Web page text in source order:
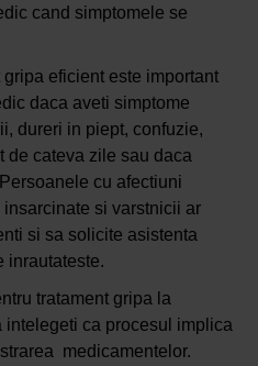
cand simptomele se
eficient este important
daca aveti simptome
dureri in piept, confuzie,
de cateva zile sau daca
cu afectiuni
si varstnicii ar
si sa solicite asistenta
inrautateste.
tratament gripa la
intelegeti ca procesul implica
medicamentelor.